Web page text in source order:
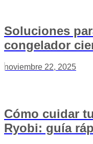
Soluciones
congelador
noviembre 22, 2025
Cómo cuidar
Ryobi: guía